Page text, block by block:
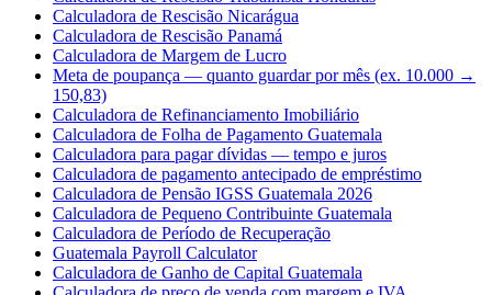
Calculadora de Rescisão Nicarágua
Calculadora de Rescisão Panamá
Calculadora de Margem de Lucro
Meta de poupança — quanto guardar por mês (ex. 10.000 →
150,83)
Calculadora de Refinanciamento Imobiliário
Calculadora de Folha de Pagamento Guatemala
Calculadora para pagar dívidas — tempo e juros
Calculadora de pagamento antecipado de empréstimo
Calculadora de Pensão IGSS Guatemala 2026
Calculadora de Pequeno Contribuinte Guatemala
Calculadora de Período de Recuperação
Guatemala Payroll Calculator
Calculadora de Ganho de Capital Guatemala